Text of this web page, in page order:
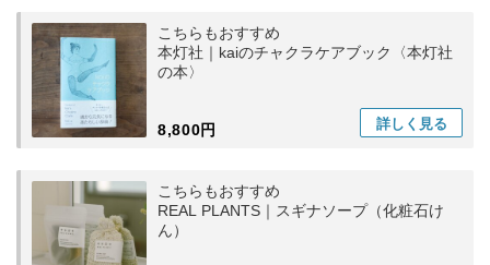
こちらもおすすめ
本灯社｜kaiのチャクラケアブック〈本灯社
の本〉
8,800円 詳しく 見る
こちらもおすすめ
REAL PLANTS｜スギナソープ（化粧石け
ん）